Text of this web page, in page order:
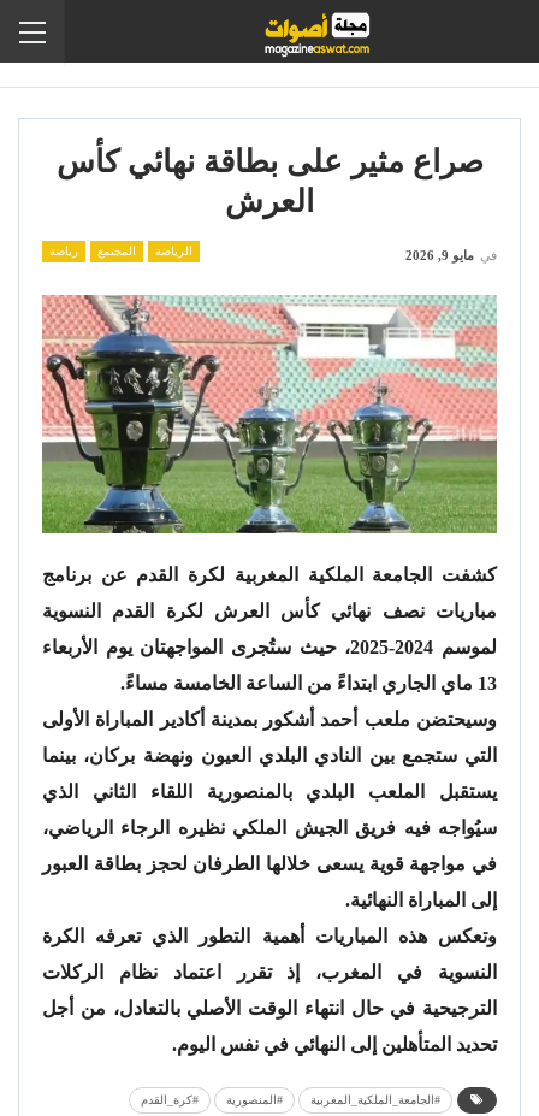
صراع مثير على بطاقة نهائي كأس
العرش
الرياضة المجتمع رياضة في مايو 9, 2026
كشفت الجامعة الملكية المغربية لكرة القدم عن برنامج
مباريات نصف نهائي كأس العرش لكرة القدم النسوية
لموسم 2024-2025، حيث ستُجرى المواجهتان يوم الأربعاء
13 ماي الجاري ابتداءً من الساعة الخامسة مساءً.
وسيحتضن ملعب أحمد أشكور بمدينة أكادير المباراة الأولى
التي ستجمع بين النادي البلدي العيون ونهضة بركان، بينما
يستقبل الملعب البلدي بالمنصورية اللقاء الثاني الذي
سيُواجه فيه فريق الجيش الملكي نظيره الرجاء الرياضي،
في مواجهة قوية يسعى خلالها الطرفان لحجز بطاقة العبور
إلى المباراة النهائية.
وتعكس هذه المباريات أهمية التطور الذي تعرفه الكرة
النسوية في المغرب، إذ تقرر اعتماد نظام الركلات
الترجيحية في حال انتهاء الوقت الأصلي بالتعادل، من أجل
تحديد المتأهلين إلى النهائي في نفس اليوم.
#الجامعة_الملكية_المغربية #المنصورية #كرة_القدم